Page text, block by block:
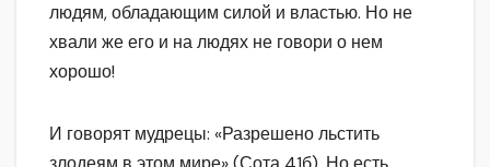
людям, обладающим силой и властью. Но не
хвали же его и на людях не говори о нем
хорошо!
И говорят мудрецы: «Разрешено льстить